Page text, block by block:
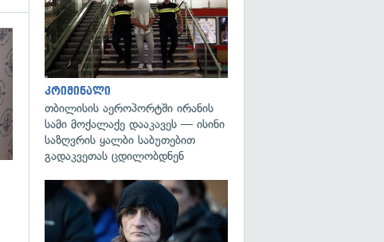
გადახედვა
კრიმინალი
თბილისის აეროპორტში ირანის
სამი მოქალაქე დააკავეს — ისინი
საზღვრის ყალბი საბუთებით
გადაკვეთას ცდილობდნენ